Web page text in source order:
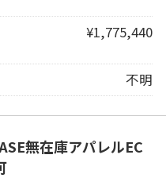
¥1,775,440
不明
無在庫アパレルEC